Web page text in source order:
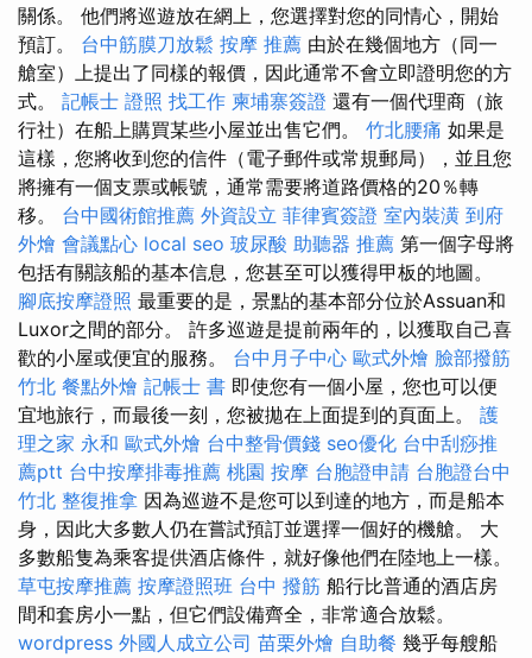
關係。 他們將巡遊放在網上，您選擇對您的同情心，開始
預訂。 台中筋膜刀放鬆 按摩 推薦 由於在幾個地方（同一
艙室）上提出了同樣的報價，因此通常不會立即證明您的方
式。 記帳士 證照 找工作 柬埔寨簽證 還有一個代理商（旅
行社）在船上購買某些小屋並出售它們。 竹北腰痛 如果是
這樣，您將收到您的信件（電子郵件或常規郵局），並且您
將擁有一個支票或帳號，通常需要將道路價格的20％轉
移。 台中國術館推薦 外資設立 菲律賓簽證 室內裝潢 到府
外燴 會議點心 local seo 玻尿酸 助聽器 推薦 第一個字母將
包括有關該船的基本信息，您甚至可以獲得甲板的地圖。
腳底按摩證照 最重要的是，景點的基本部分位於Assuan和
Luxor之間的部分。 許多巡遊是提前兩年的，以獲取自己喜
歡的小屋或便宜的服務。 台中月子中心 歐式外燴 臉部撥筋
竹北 餐點外燴 記帳士 書 即使您有一個小屋，您也可以便
宜地旅行，而最後一刻，您被拋在上面提到的頁面上。 護
理之家 永和 歐式外燴 台中整骨價錢 seo優化 台中刮痧推
薦ptt 台中按摩排毒推薦 桃園 按摩 台胞證申請 台胞證台中
竹北 整復推拿 因為巡遊不是您可以到達的地方，而是船本
身，因此大多數人仍在嘗試預訂並選擇一個好的機艙。 大
多數船隻為乘客提供酒店條件，就好像他們在陸地上一樣。
草屯按摩推薦 按摩證照班 台中 撥筋 船行比普通的酒店房
間和套房小一點，但它們設備齊全，非常適合放鬆。
wordpress 外國人成立公司 苗栗外燴 自助餐 幾乎每艘船